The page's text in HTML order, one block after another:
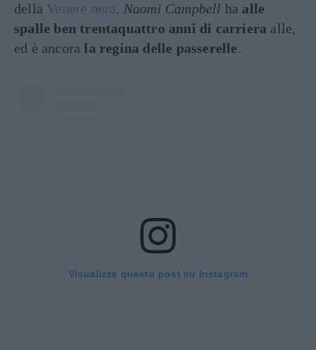
della Venere nera. Naomi Campbell ha alle
spalle ben trentaquattro anni di carriera alle,
ed è ancora la regina delle passerelle.
Visualizza questo post su Instagram